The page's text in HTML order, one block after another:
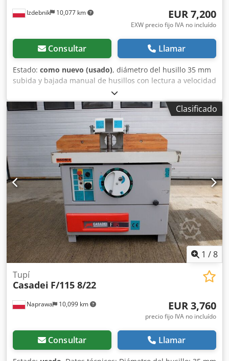
Izdebnik 10,077 km EUR 7,200
EXW precio fijo IVA no incluído
Consultar Llamar
Estado: como nuevo (usado), diámetro del husillo 35 mm
subida y bajada manual de husillos con lectura a velocidad
del husillo ajustable: 3000/4500/6000/8000/10000 RPM
Dodpsytf Hhsfx Afmskr carro lateral para espigado avance
de 3 rodillos MAGGI marcado CE año: 2008 peso: 525 kg
Clasificado
1 /8
Naprawa 10,099 km
Tupí
Casadei F/115 8/22
EUR 3,760
precio fijo IVA no incluído
Consultar Llamar